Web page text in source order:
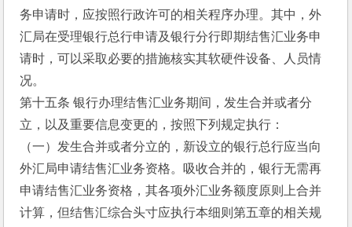
务申请时，应按照行政许可的相关程序办理。其中，外
汇局在受理银行总行申请及银行分行即期结售汇业务申
请时，可以采取必要的措施核实其软硬件设备、人员情
况。
第十五条 银行办理结售汇业务期间，发生合并或者分
立，以及重要信息变更的，按照下列规定执行：
（一）发生合并或者分立的，新设立的银行总行应当向
外汇局申请结售汇业务资格。吸收合并的，银行无需再
申请结售汇业务资格，其各项外汇业务额度原则上合并
计算，但结售汇综合头寸应执行本细则第五章的相关规